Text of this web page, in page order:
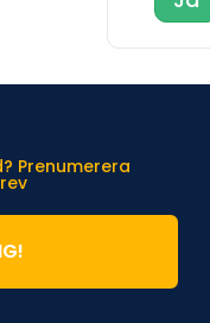
Prenumerera